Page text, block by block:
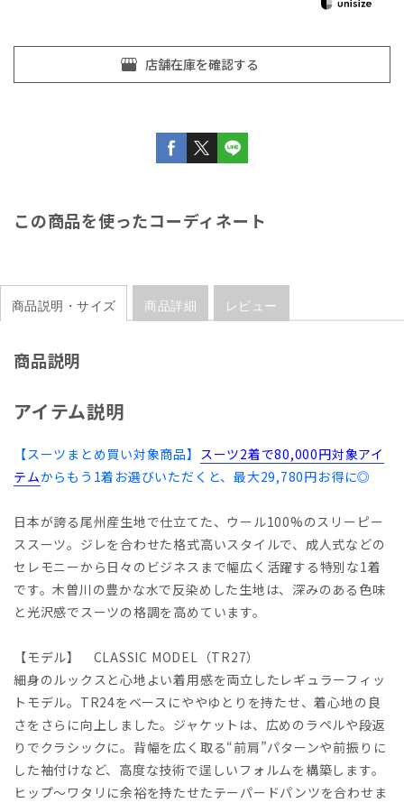
この商品を使ったコーディネート
商品説明・サイズ 商品詳細 レビュー
商品説明
アイテム説明
【スーツまとめ買い対象商品】 スーツ2着で80,000円対象アイ
テムからもう1着お選びいただくと、最大29,780円お得に◎
日本が誇る尾州産生地で仕立てた、ウール100%のスリーピー
ススーツ。ジレを合わせた格式高いスタイルで、成人式などの
セレモニーから日々のビジネスまで幅広く活躍する特別な1着
です。木曽川の豊かな水で反染めした生地は、深みのある色味
と光沢感でスーツの格調を高めています。
【モデル】 CLASSIC MODEL（TR27）
細身のルックスと心地よい着用感を両立したレギュラーフィッ
トモデル。TR24をベースにややゆとりを持たせ、着心地の良
さをさらに向上しました。ジャケットは、広めのラペルや段返
りでクラシックに。背幅を広く取る“前肩”パターンや前振りに
した袖付けなど、高度な技術で逞しいフォルムを構築します。
ヒップ～ワタリに余裕を持たせたテーパードパンツを合わせま